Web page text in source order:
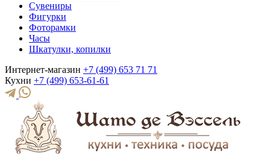
Сувениры
Фигурки
Фоторамки
Часы
Шкатулки, копилки
Интернет-магазин +7 (499) 653 71 71
Кухни +7 (499) 653-61-61